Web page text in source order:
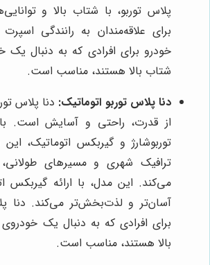
پلاس توربو، با شتاب بالا و
برای علاقه‌مندان به رانندگی
خودرو برای افرادی که به دنبال یک
شتاب بالا هستند، مناسب است.
دنا پلاس توربو اتوماتیک: دنا پلاس
از قدرت، راحتی و آسایش است. با
توربوشارژ و گیربکس اتوماتیک،
ترافیک شهری و مسیرهای
می‌کند. این مدل، با ارائه گیربکس
آسان‌تر و لذت‌بخش‌تر می‌کند. دنا
برای افرادی که به دنبال یک
بالا هستند، مناسب است.